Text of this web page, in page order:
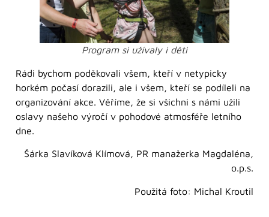
Program si užívaly i děti
Rádi bychom poděkovali všem, kteří v netypicky
horkém počasí dorazili, ale i všem, kteří se podíleli na
organizování akce. Věříme, že si všichni s námi užili
oslavy našeho výročí v pohodové atmosféře letního
dne.
Šárka Slavíková Klímová, PR manažerka Magdaléna,
o.p.s.
Použitá foto: Michal Kroutil